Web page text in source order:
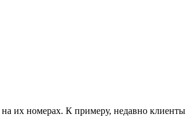
их номерах. К примеру, недавно клиенты